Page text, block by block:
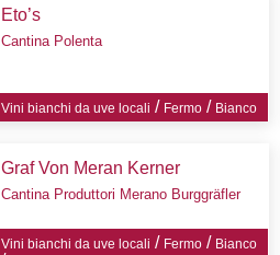
Eto’s
Cantina Polenta
Vini bianchi da uve locali / Fermo/ Bianco
Graf Von Meran Kerner
Cantina Produttori Merano Burggräfler
Vini bianchi da uve locali / Fermo/ Bianco